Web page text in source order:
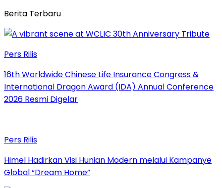
Berita Terbaru
Pers Rilis
16th Worldwide Chinese Life Insurance Congress &
International Dragon Award (IDA) Annual Conference
2026 Resmi Digelar
Pers Rilis
Himel Hadirkan Visi Hunian Modern melalui Kampanye
Global “Dream Home”